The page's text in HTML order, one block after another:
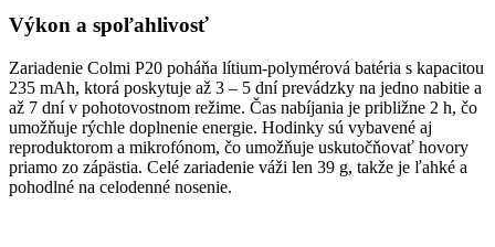
Výkon a spoľahlivosť
Zariadenie Colmi P20 poháňa lítium-polymérová batéria s kapacitou
235 mAh, ktorá poskytuje až 3 – 5 dní prevádzky na jedno nabitie a
až 7 dní v pohotovostnom režime. Čas nabíjania je približne 2 h, čo
umožňuje rýchle doplnenie energie. Hodinky sú vybavené aj
reproduktorom a mikrofónom, čo umožňuje uskutočňovať hovory
priamo zo zápästia. Celé zariadenie váži len 39 g, takže je ľahké a
pohodlné na celodenné nosenie.